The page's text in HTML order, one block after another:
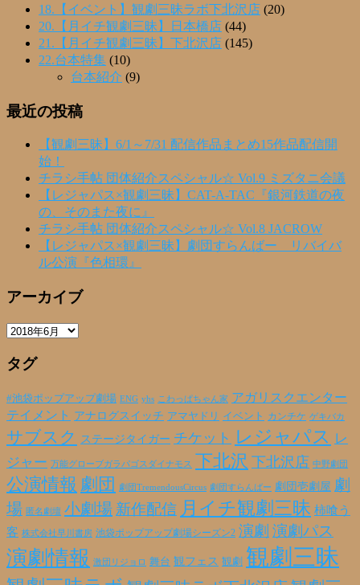
18.【イベント】観劇三昧ラボ下北沢店 (20)
20.【月イチ観劇三昧】日本橋店 (44)
21.【月イチ観劇三昧】下北沢店 (145)
22.台本特集 (10)
台本紹介 (9)
最近の投稿
【観劇三昧】6/1～7/31 配信作品まとめ15作品配信開
始！
チラシ手帖 団体紹介スペシャル☆ Vol.9 ミズタニ会議
【レジャパス×観劇三昧】CAT-A-TAC『銀河鉄道の夜
の、そのまた夜に』
チラシ手帖 団体紹介スペシャル☆ Vol.8 JACROW
【レジャパス×観劇三昧】劇団すらんばー リバイバ
ル公演『色相環』
アーカイブ
ア
カ
ブ
タグ
#池袋ポップアップ劇場 ENG yhs こわっぱちゃん家 アガリスクエンター
テイメント アナログスイッチ アマヤドリ イベント カンチケ ゲキバカ
サブスク ステージタイガー チケット レジャパス レ
ジャー 万能グローブガラパゴスダイナモス 下北沢 下北沢店 中野劇団
公演情報 劇団 劇団TremendousCircus 劇団すらんばー 劇団壱劇屋 劇
場 匿名劇壇 小劇場 新作配信 月イチ観劇三昧 柿喰う
客 株式会社早川書房 池袋ポップアップ劇場シーズン2 演劇 演劇パス
演劇情報 激団リジョロ 舞台 観フェス 観劇 観劇三昧